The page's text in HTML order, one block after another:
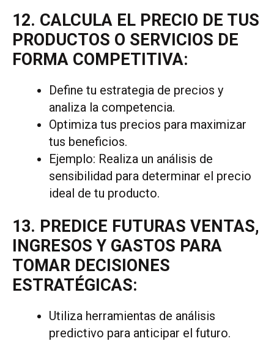
12. CALCULA EL PRECIO DE TUS
PRODUCTOS O SERVICIOS DE
FORMA COMPETITIVA:
Define tu estrategia de precios y
analiza la competencia.
Optimiza tus precios para maximizar
tus beneficios.
Ejemplo: Realiza un análisis de
sensibilidad para determinar el precio
ideal de tu producto.
13. PREDICE FUTURAS VENTAS,
INGRESOS Y GASTOS PARA
TOMAR DECISIONES
ESTRATÉGICAS:
Utiliza herramientas de análisis
predictivo para anticipar el futuro.